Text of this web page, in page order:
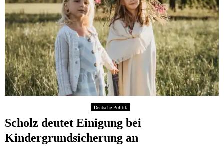
Deutsche Politik
Scholz deutet Einigung bei
Kindergrundsicherung an